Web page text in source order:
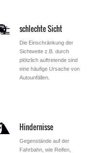
schlechte Sicht
Die Einschränkung der
Sichtweite z.B. durch
plötzlich auftretende sind
eine häufige Ursache von
Autounfällen.
Hindernisse
Gegenstände auf der
Fahrbahn, wie Reifen,